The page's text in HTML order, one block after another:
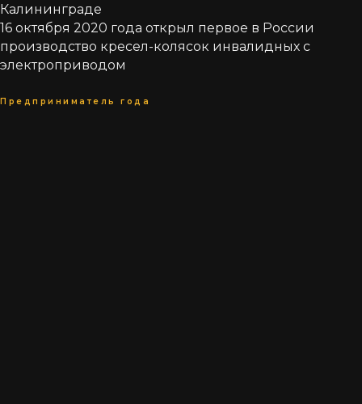
Калининграде
16 октября 2020 года открыл первое в России
производство кресел-колясок инвалидных с
электроприводом
Предприниматель года